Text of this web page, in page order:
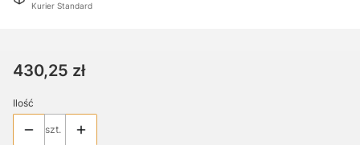
Kurier Standard
Cena
430,25 zł
Ilość
szt.